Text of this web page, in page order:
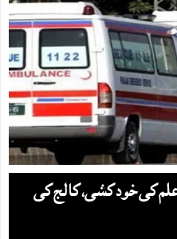
طالب علم کی خودکشی، کالج کی